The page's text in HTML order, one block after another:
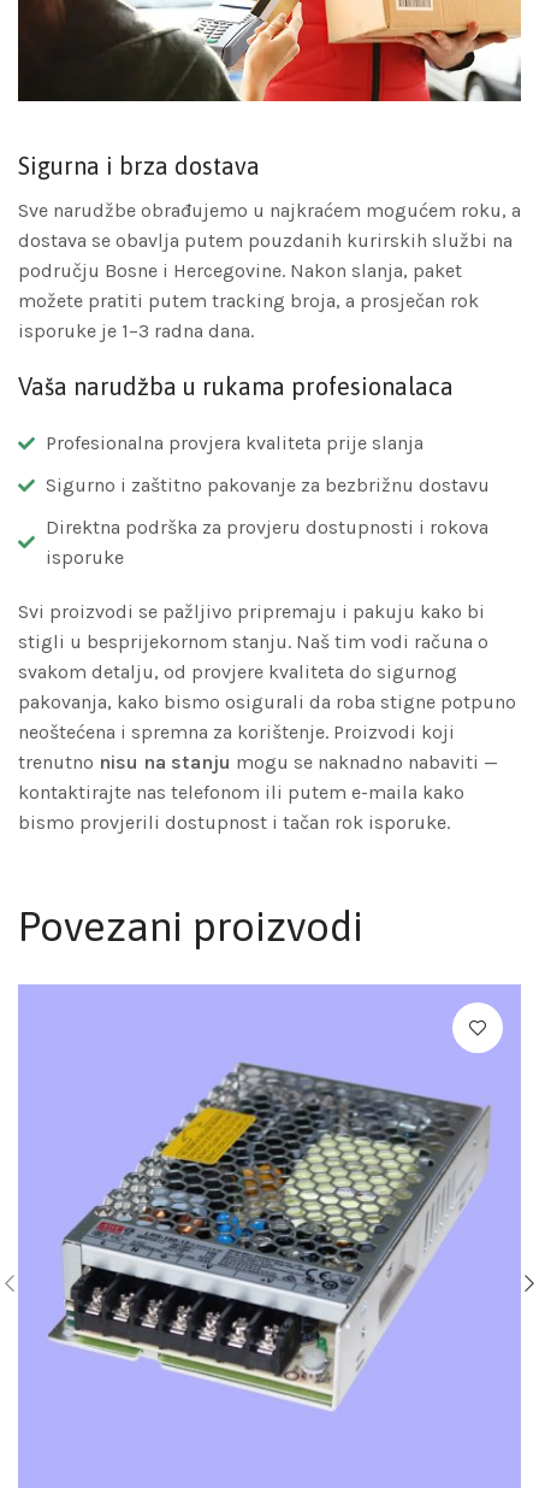
Sigurna i brza dostava
Sve narudžbe obrađujemo u najkraćem mogućem roku, a
dostava se obavlja putem pouzdanih kurirskih službi na
području Bosne i Hercegovine. Nakon slanja, paket
možete pratiti putem tracking broja, a prosječan rok
isporuke je 1–3 radna dana.
Vaša narudžba u rukama profesionalaca
Profesionalna provjera kvaliteta prije slanja
Sigurno i zaštitno pakovanje za bezbrižnu dostavu
Direktna podrška za provjeru dostupnosti i rokova
isporuke
Svi proizvodi se pažljivo pripremaju i pakuju kako bi
stigli u besprijekornom stanju. Naš tim vodi računa o
svakom detalju, od provjere kvaliteta do sigurnog
pakovanja, kako bismo osigurali da roba stigne potpuno
neoštećena i spremna za korištenje. Proizvodi koji
trenutno nisu na stanju mogu se naknadno nabaviti —
kontaktirajte nas telefonom ili putem e-maila kako
bismo provjerili dostupnost i tačan rok isporuke.
Povezani proizvodi